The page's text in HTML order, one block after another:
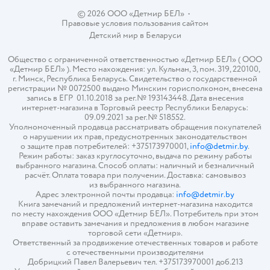
© 2026 ООО «Детмир БЕЛ»•
Правовые условия пользования сайтом
Детский мир в Беларуси
Общество с ограниченной ответственностью «Детмир БЕЛ» ( ООО
«Детмир БЕЛ» ). Место нахождения: ул. Кульман, 3, пом. 319, 220100,
г. Минск, Республика Беларусь. Свидетельство о государственной
регистрации № 0072500 выдано Минским горисполкомом, внесена
запись в ЕГР 01.10.2018 за рег.№ 193143448. Дата внесения
интернет-магазина в Торговый реестр Республики Беларусь:
09.09.2021 за рег.№ 518552.
Уполномоченный продавца рассматривать обращения покупателей
о нарушении их прав, предусмотренных законодательством
о защите прав потребителей: +375173970001,info@detmir.by.
Режим работы: заказ круглосуточно, выдача по режиму работы
выбранного магазина. Способ оплаты: наличный и безналичный
расчёт. Оплата товара при получении. Доставка: самовывоз
из выбранного магазина.
Адрес электронной почты продавца: info@detmir.by
Книга замечаний и предложений интернет-магазина находится
по месту нахождения ООО «Детмир БЕЛ». Потребитель при этом
вправе оставить замечания и предложения в любом магазине
торговой сети «Детмир».
Ответственный за продвижение отечественных товаров и работе
с отечественными производителями
Добрицкий Павел Валерьевич тел. +375173970001 доб.213